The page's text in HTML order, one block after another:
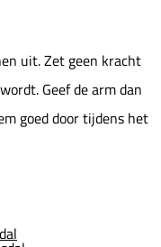
uit. Zet geen kracht
Geef de arm dan
goed door tijdens het